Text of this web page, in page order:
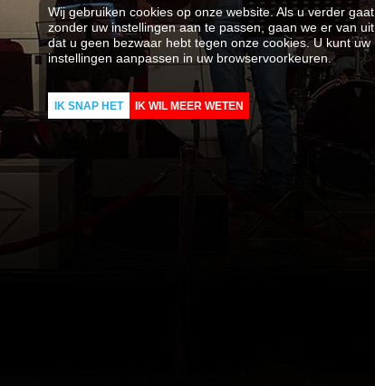
Wij gebruiken cookies op onze website. Als u verder gaat
zonder uw instellingen aan te passen, gaan we er van uit
dat u geen bezwaar hebt tegen onze cookies. U kunt uw
instellingen aanpassen in uw browservoorkeuren.
IK WIL MEER WETEN
IK SNAP HET